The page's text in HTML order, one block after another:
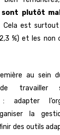
sont plutôt
Cela est
%) et les non
au sein
travailler
: adapter
la
des outils